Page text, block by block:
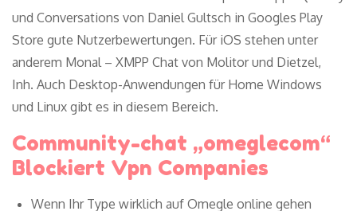
und Conversations von Daniel Gultsch in Googles Play
Store gute Nutzerbewertungen. Für iOS stehen unter
anderem Monal – XMPP Chat von Molitor und Dietzel,
Inh. Auch Desktop-Anwendungen für Home Windows
und Linux gibt es in diesem Bereich.
Community-chat „omeglecom“
Blockiert Vpn Companies
Wenn Ihr Type wirklich auf Omegle online gehen